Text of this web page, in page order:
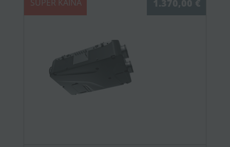
SUPER KAINA 1.370,00 €